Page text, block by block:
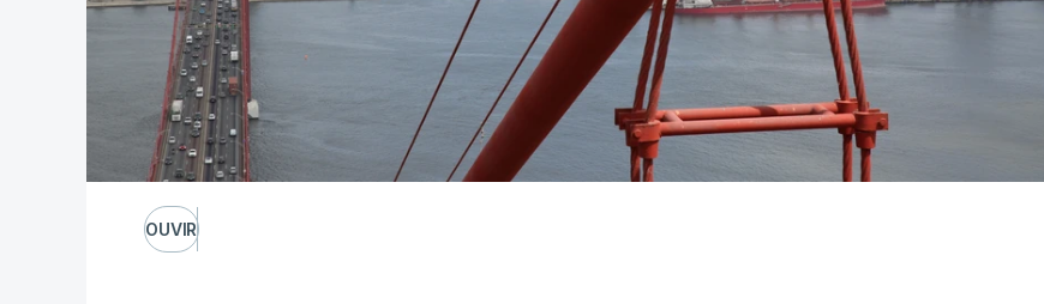
OUVIR